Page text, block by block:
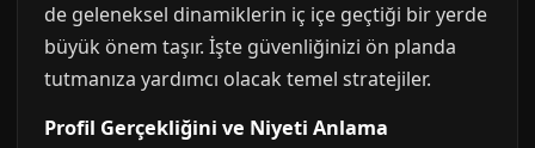
de geleneksel dinamiklerin iç içe geçtiği bir yerde
büyük önem taşır. İşte güvenliğinizi ön planda
tutmanıza yardımcı olacak temel stratejiler.
Profil Gerçekliğini ve Niyeti Anlama